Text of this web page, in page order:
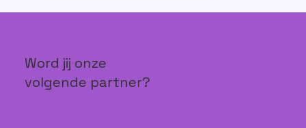
Word jij onze
volgende partner?